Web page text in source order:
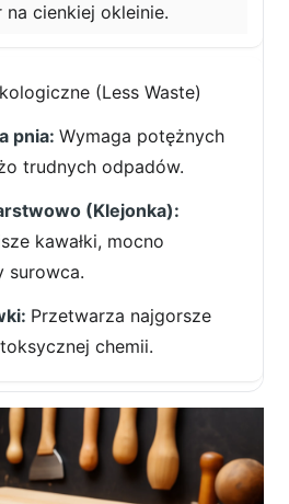
cienkiej okleinie.
(Less Waste)
Wymaga potężnych
trudnych odpadów.
kawałki, mocno
surowca.
Przetwarza najgorsze
chemii.